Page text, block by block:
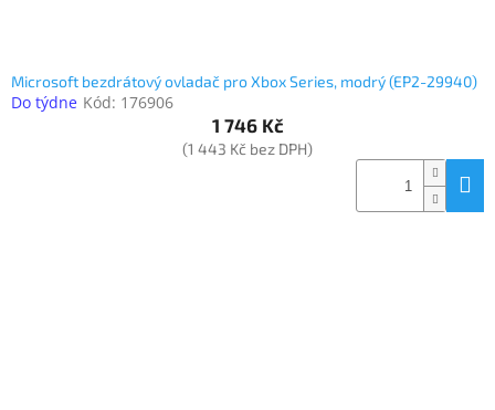
Microsoft bezdrátový ovladač pro Xbox Series, modrý (EP2-29940)
Do týdne Kód: 176906
1 746 Kč
(1 443 Kč bez DPH)